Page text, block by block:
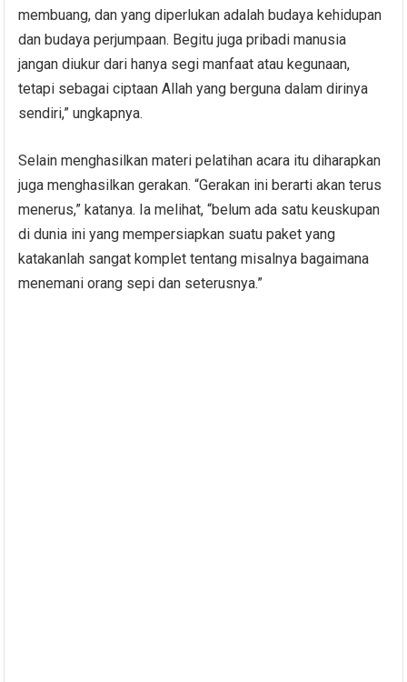
membuang, dan yang diperlukan adalah budaya kehidupan
dan budaya perjumpaan. Begitu juga pribadi manusia
jangan diukur dari hanya segi manfaat atau kegunaan,
tetapi sebagai ciptaan Allah yang berguna dalam dirinya
sendiri,” ungkapnya.
Selain menghasilkan materi pelatihan acara itu diharapkan
juga menghasilkan gerakan. “Gerakan ini berarti akan terus
menerus,” katanya. Ia melihat, “belum ada satu keuskupan
di dunia ini yang mempersiapkan suatu paket yang
katakanlah sangat komplet tentang misalnya bagaimana
menemani orang sepi dan seterusnya.”